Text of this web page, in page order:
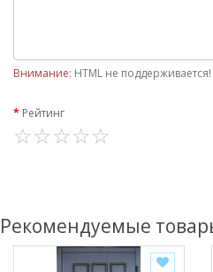
Внимание: HTML не
Рейтинг
Рекомендуемые